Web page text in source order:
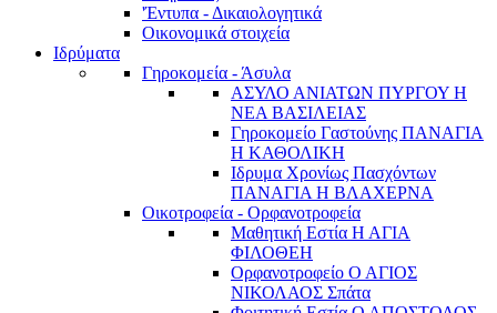
'Έντυπα - Δικαιολογητικά
Οικονομικά στοιχεία
Ιδρύματα
Γηροκομεία - Άσυλα
ΑΣΥΛΟ ΑΝΙΑΤΩΝ ΠΥΡΓΟΥ Η
ΝΕΑ ΒΑΣΙΛΕΙΑΣ
Γηροκομείο Γαστούνης ΠΑΝΑΓΙΑ
Η ΚΑΘΟΛΙΚΗ
Ιδρυμα Χρονίως Πασχόντων
ΠΑΝΑΓΙΑ Η ΒΛΑΧΕΡΝΑ
Οικοτροφεία - Ορφανοτροφεία
Μαθητική Εστία Η ΑΓΙΑ
ΦΙΛΟΘΕΗ
Ορφανοτροφείο Ο ΑΓΙΟΣ
ΝΙΚΟΛΑΟΣ Σπάτα